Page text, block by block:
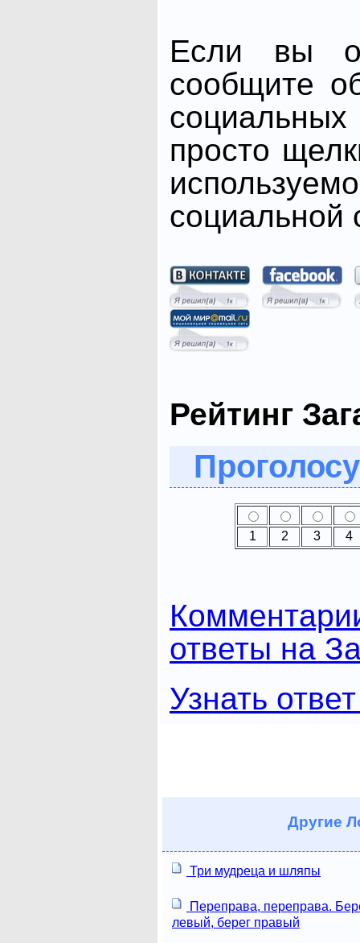
Если вы
сообщите
просто
социальной
Рейтинг
1 2 3 4
ответы на
Узнать
Другие
Три мудреца и шляпы
Переправа, переправа.
левый, берег правый